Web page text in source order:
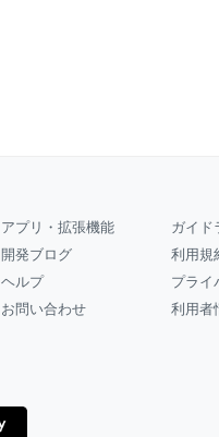
アプリ・拡張機能
開発ブログ
ヘルプ
お問い合わせ
ガイド
利用規
プライ
利用者